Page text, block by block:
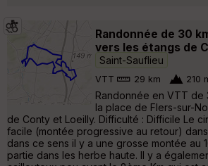
Randonnée de 30
vers les étangs de
Saint-Sauflieu
VTT 29 km 210
Randonnée en VTT de
la place de Flers-sur-
de Conty et Loeilly. Difficulté : Difficile Le
facile (montée progressive au retour)
dans ce sens il y a une grosse montée au
partie dans les herbe haute. Il y a